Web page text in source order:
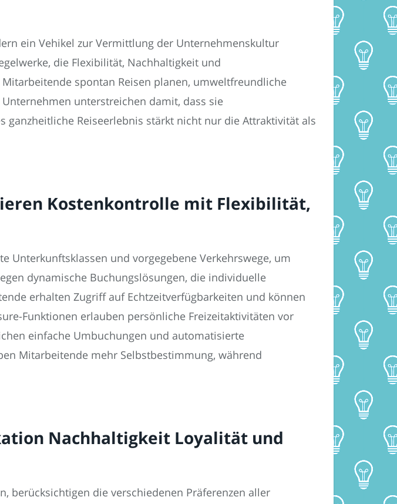
ein Vehikel zur Vermittlung der Unternehmenskultur
die Flexibilität, Nachhaltigkeit und
spontan Reisen planen, umweltfreundliche
unterstreichen damit, dass sie
Reiseerlebnis stärkt nicht nur die Attraktivität als
Kostenkontrolle mit Flexibilität,
Unterkunftsklassen und vorgegebene Verkehrswege, um
dynamische Buchungslösungen, die individuelle
erhalten Zugriff auf Echtzeitverfügbarkeiten und können
Funktionen erlauben persönliche Freizeitaktivitäten vor
einfache Umbuchungen und automatisierte
Mitarbeitende mehr Selbstbestimmung, während
Nachhaltigkeit Loyalität und
berücksichtigen die verschiedenen Präferenzen aller